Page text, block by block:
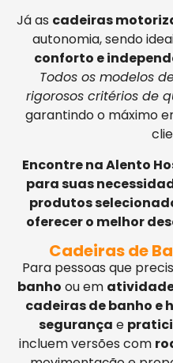
Já as cadeiras
autonomia, sendo
conforto e
Todos os modelos
rigorosos critérios de
garantindo o máximo
Encontre na Alento
para suas
produtos
oferecer o melhor
Cadeiras de
Para pessoas que
banho ou em
cadeiras de banho e
segurança e
incluem versões com